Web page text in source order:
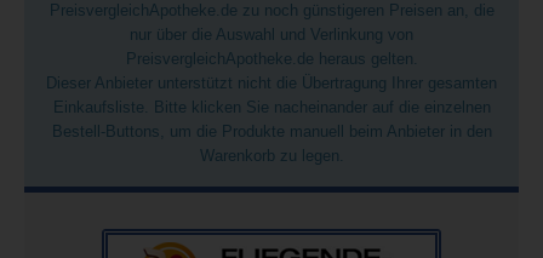
PreisvergleichApotheke.de zu noch günstigeren Preisen an, die
nur über die Auswahl und Verlinkung von
PreisvergleichApotheke.de heraus gelten.
Dieser Anbieter unterstützt nicht die Übertragung Ihrer gesamten
Einkaufsliste. Bitte klicken Sie nacheinander auf die einzelnen
Bestell-Buttons, um die Produkte manuell beim Anbieter in den
Warenkorb zu legen.